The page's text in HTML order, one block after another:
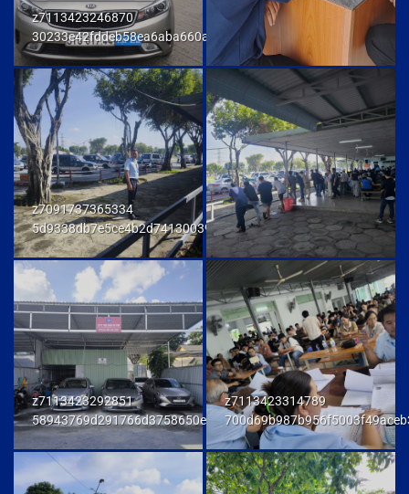
z7113423246870
30233e42fddeb58ea6aba660ab436cb9
z7091737365334
5d9338db7e5ce4b2d741300392f80174
z7113423292851
58943769d291766d3758650e972d81fd
z7113423314789